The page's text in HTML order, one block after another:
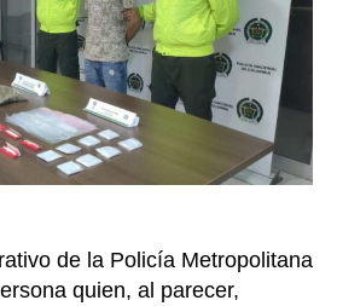
de la Policía Metropolitana
quien, al parecer,